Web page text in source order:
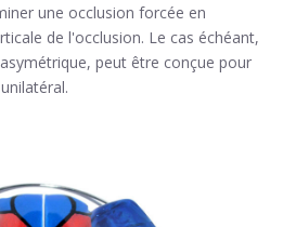
une occlusion forcée en
de l'occlusion. Le cas échéant,
peut être conçue pour